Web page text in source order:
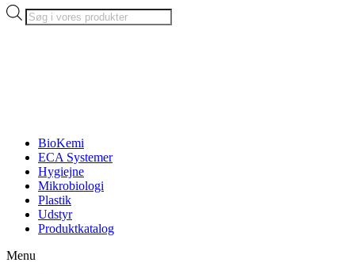
Products
search
BioKemi
ECA Systemer
Hygiejne
Mikrobiologi
Plastik
Udstyr
Produktkatalog
Menu